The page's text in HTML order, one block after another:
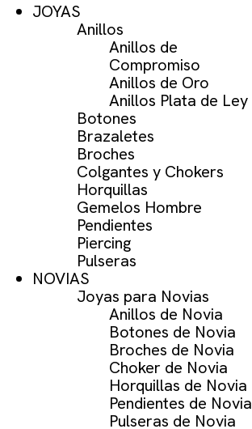
JOYAS
Anillos
Anillos de
Compromiso
Anillos de Oro
Anillos Plata de Ley
Botones
Brazaletes
Broches
Colgantes y Chokers
Horquillas
Gemelos Hombre
Pendientes
Piercing
Pulseras
NOVIAS
Joyas para Novias
Anillos de Novia
Botones de Novia
Broches de Novia
Choker de Novia
Horquillas de Novia
Pendientes de Novia
Pulseras de Novia